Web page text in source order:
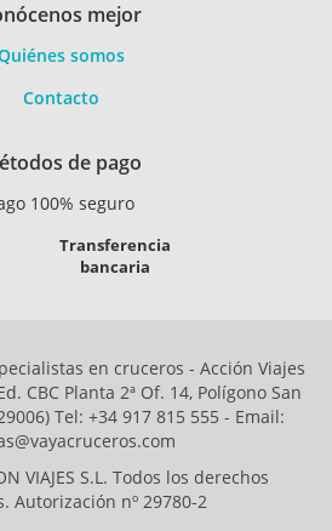
mejor
somos
Contacto
de pago
100% seguro
Transferencia
bancaria
en cruceros - Acción Viajes
CBC Planta 2ª Of. 14, Polígono San
Tel: +34 917 815 555 - Email:
VIAJES S.L. Todos los derechos
Autorización nº 29780-2